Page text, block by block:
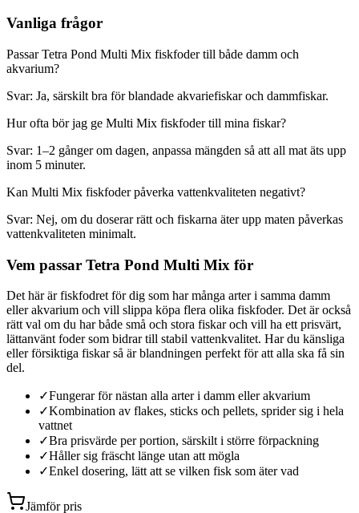
Vanliga frågor
Passar Tetra Pond Multi Mix fiskfoder till både damm och
akvarium?
Svar: Ja, särskilt bra för blandade akvariefiskar och dammfiskar.
Hur ofta bör jag ge Multi Mix fiskfoder till mina fiskar?
Svar: 1–2 gånger om dagen, anpassa mängden så att all mat äts upp
inom 5 minuter.
Kan Multi Mix fiskfoder påverka vattenkvaliteten negativt?
Svar: Nej, om du doserar rätt och fiskarna äter upp maten påverkas
vattenkvaliteten minimalt.
Vem passar Tetra Pond Multi Mix för
Det här är fiskfodret för dig som har många arter i samma damm
eller akvarium och vill slippa köpa flera olika fiskfoder. Det är också
rätt val om du har både små och stora fiskar och vill ha ett prisvärt,
lättanvänt foder som bidrar till stabil vattenkvalitet. Har du känsliga
eller försiktiga fiskar så är blandningen perfekt för att alla ska få sin
del.
✓Fungerar för nästan alla arter i damm eller akvarium
✓Kombination av flakes, sticks och pellets, sprider sig i hela
vattnet
✓Bra prisvärde per portion, särskilt i större förpackning
✓Håller sig fräscht länge utan att mögla
✓Enkel dosering, lätt att se vilken fisk som äter vad
Jämför pris